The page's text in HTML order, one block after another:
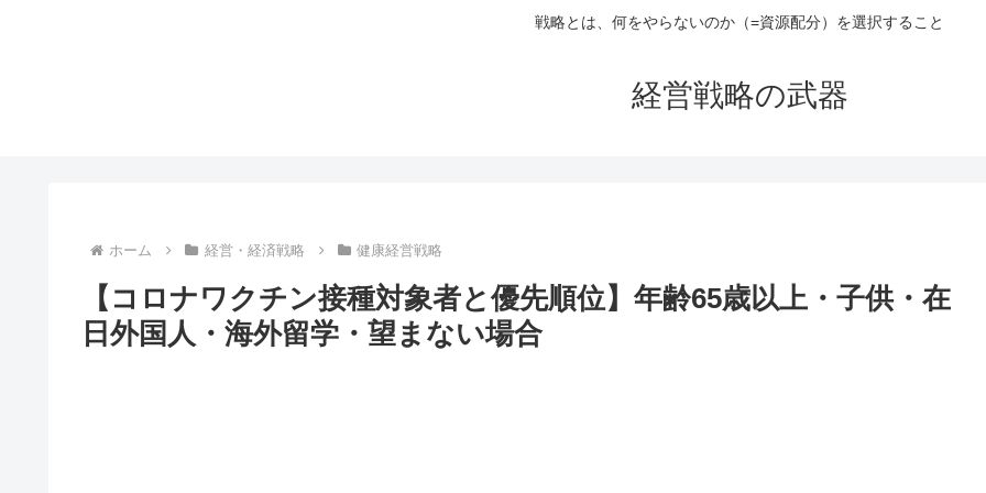
戦略とは、何をやらないのか（=資源配分）を選択すること
経営戦略の武器
ホーム 経営・経済戦略 健康経営戦略
【コロナワクチン接種対象者と優先順位】年齢65歳以上・子供・在
日外国人・海外留学・望まない場合